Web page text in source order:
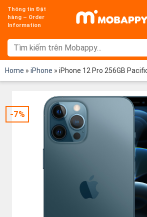
Chuyển
đến
dung
Thông tin Đặt
hàng – Order
Information
Home » iPhone » iPhone 12 Pro 256GB
-7%